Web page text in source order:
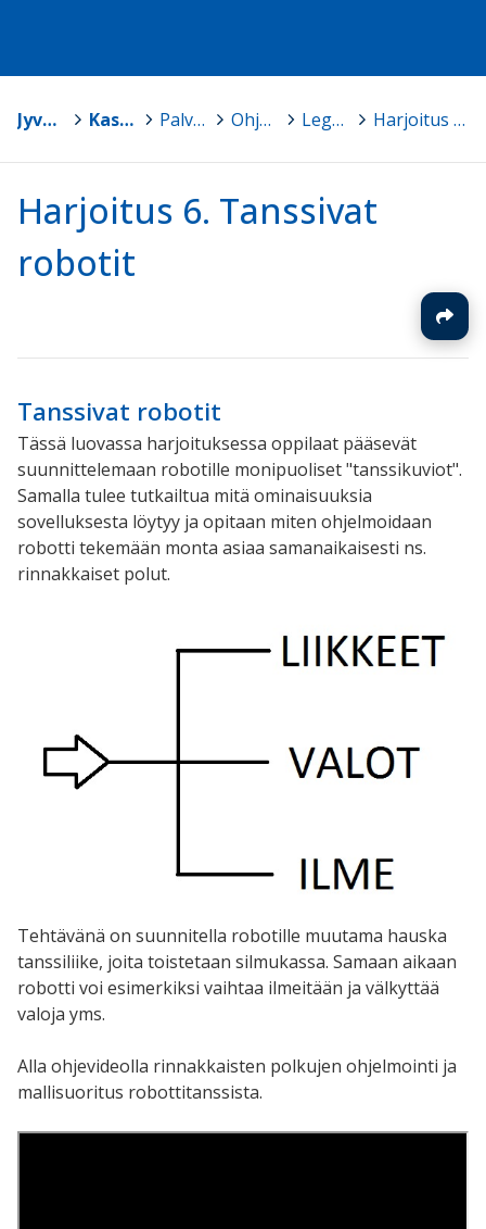
Jyväskylä Kasvun ja oppimisen TVT-tuki > Palvelut ja ohjelmistot > Ohjelmointi ja robotiikka > Lego EV3 robotiikkaa peruskouluun > Harjoitus 6. Tanssivat robotit
Harjoitus 6. Tanssivat
robotit
Tanssivat robotit
Tässä luovassa harjoituksessa oppilaat pääsevät
suunnittelemaan robotille monipuoliset "tanssikuviot".
Samalla tulee tutkailtua mitä ominaisuuksia
sovelluksesta löytyy ja opitaan miten ohjelmoidaan
robotti tekemään monta asiaa samanaikaisesti ns.
rinnakkaiset polut.
Tehtävänä on suunnitella robotille muutama hauska
tanssiliike, joita toistetaan silmukassa. Samaan aikaan
robotti voi esimerkiksi vaihtaa ilmeitään ja välkyttää
valoja yms.
Alla ohjevideolla rinnakkaisten polkujen ohjelmointi ja
mallisuoritus robottitanssista.